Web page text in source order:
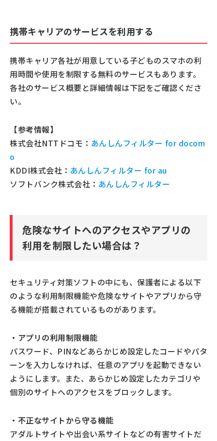
携帯キャリアのサービスを利用する
携帯キャリア各社が用意している子どものスマホの利
用時間や使用を制限する無料のサービスもあります。
各社のサービス概要と詳細情報は下記をご確認くださ
い。
【参考情報】
株式会社NTTドコモ： あんしんフィルター for docom
o
KDDI株式会社： あんしんフィルター for au
ソフトバンク株式会社： あんしんフィルター
危険なサイトへのアクセスやアプリの
利用を制限したい場合は？
セキュリティ対策ソフトの中にも、保護者による以下
のような利用制限機能や危険なサイトやアプリから守
る機能が搭載されているものがあります。
・アプリの利用制限機能
パスワード、PINなどあらかじめ設定したコードやパタ
ーンを入力しなければ、任意のアプリを起動できない
ようにします。また、あらかじめ設定したカテゴリや
個別のサイトへのアクセスをブロックします。
・不正なサイトから守る機能
アダルトサイトや出会い系サイトなどの有害サイトだ